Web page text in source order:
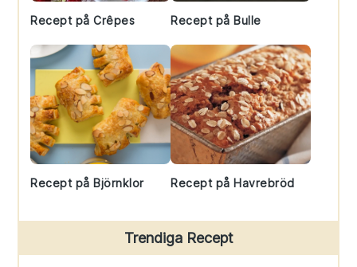
Recept på Crêpes Recept på Bulle
Recept på Björnklor Recept på Havrebröd
Trendiga Recept